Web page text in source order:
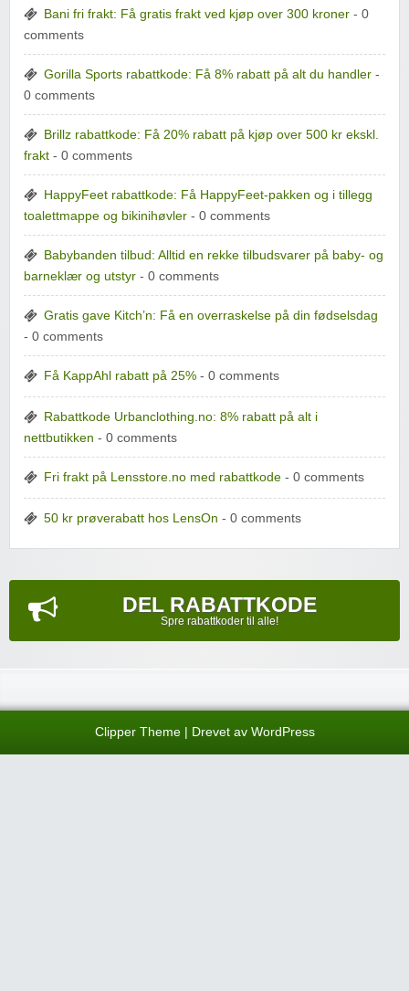
Bani fri frakt: Få gratis frakt ved kjøp over 300 kroner - 0
comments
Gorilla Sports rabattkode: Få 8% rabatt på alt du handler -
0 comments
Brillz rabattkode: Få 20% rabatt på kjøp over 500 kr ekskl.
frakt - 0 comments
HappyFeet rabattkode: Få HappyFeet-pakken og i tillegg
toalettmappe og bikinihøvler - 0 comments
Babybanden tilbud: Alltid en rekke tilbudsvarer på baby- og
barneklær og utstyr - 0 comments
Gratis gave Kitch’n: Få en overraskelse på din fødselsdag
- 0 comments
Få KappAhl rabatt på 25% - 0 comments
Rabattkode Urbanclothing.no: 8% rabatt på alt i
nettbutikken - 0 comments
Fri frakt på Lensstore.no med rabattkode - 0 comments
50 kr prøverabatt hos LensOn - 0 comments
DEL RABATTKODE
Spre rabattkoder til alle!
Clipper Theme| Drevet av WordPress